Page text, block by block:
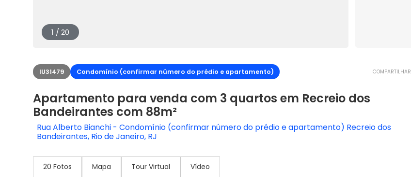
1 / 20
IU31479 Condomínio (confirmar número do prédio e apartamento) COMPARTILHAR
Apartamento para venda com 3 quartos em Recreio dos
Bandeirantes com 88m²
Rua Alberto Bianchi - Condomínio (confirmar número do prédio e apartamento) Recreio dos
Bandeirantes, Rio de Janeiro, RJ
20 Fotos Mapa Tour Virtual Vídeo